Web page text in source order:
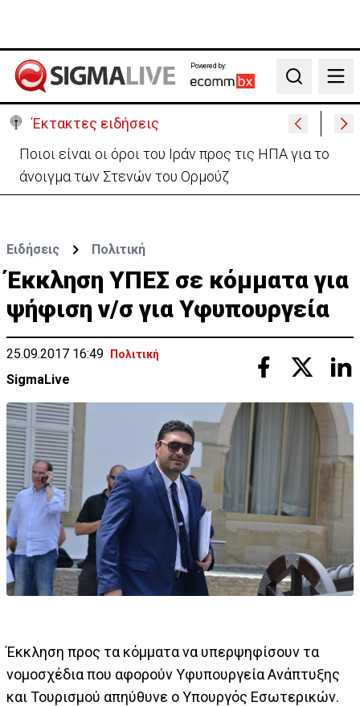
Powered by:
Search
Έκτακτες ειδήσεις
Υψηλές οι θερμοκρασίες με αυξημένη υγρασία
-«Στα παράλια είναι δύσκολα»
Ειδήσεις Πολιτική
Έκκληση ΥΠΕΣ σε κόμματα για
ψήφιση ν/σ για Υφυπουργεία
25.09.2017 16:49 Πολιτική
SigmaLive
Έκκληση προς τα κόμματα να υπερψηφίσουν τα
νομοσχέδια που αφορούν Υφυπουργεία Ανάπτυξης
και Τουρισμού απηύθυνε ο Υπουργός Εσωτερικών.